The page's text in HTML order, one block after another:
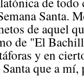
Santa.
de aquel
de "El
y en
que a